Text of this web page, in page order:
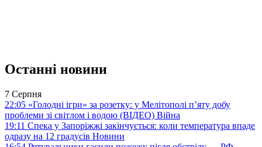
Останні новини
7 Серпня
22:05 «Голодні ігри» за розетку: у Мелітополі п’яту добу
проблеми зі світлом і водою (ВІДЕО) Війна
19:11 Спека у Запоріжжі закінчується: коли температура впаде
одразу на 12 градусів Новини